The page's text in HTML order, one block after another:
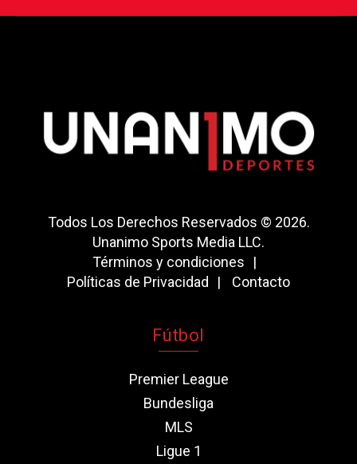
Todos Los Derechos Reservados © 2026.
Unanimo Sports Media LLC.
Términos y condiciones
Políticas de Privacidad
Contacto
Fútbol
Premier League
Bundesliga
MLS
Ligue 1